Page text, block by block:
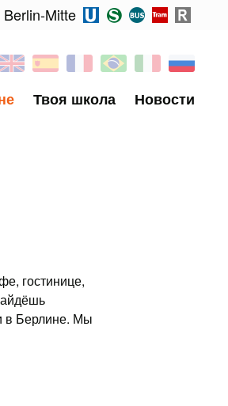
Berlin-Mitte
Твоя школа Новости
гостинице,
в Берлине. Мы